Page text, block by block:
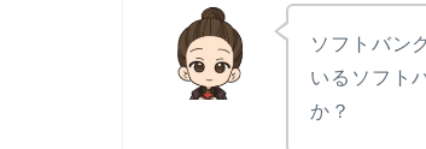
ソフトバン
いるソフト
か？